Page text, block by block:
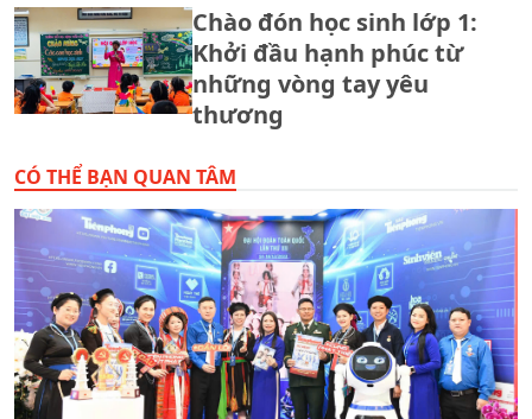
Chào đón học sinh lớp 1:
Khởi đầu hạnh phúc từ
những vòng tay yêu
thương
CÓ THỂ BẠN QUAN TÂM